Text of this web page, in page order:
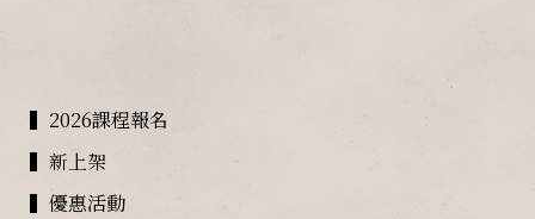
▍2026課程報名
▍新上架
▍優惠活動